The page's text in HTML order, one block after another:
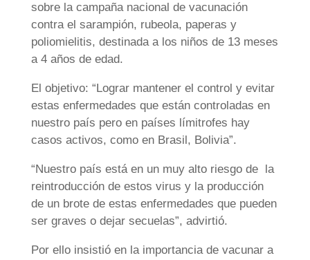
sobre la campaña nacional de vacunación
contra el sarampión, rubeola, paperas y
poliomielitis, destinada a los niños de 13 meses
a 4 años de edad.
El objetivo: “Lograr mantener el control y evitar
estas enfermedades que están controladas en
nuestro país pero en países límitrofes hay
casos activos, como en Brasil, Bolivia”.
“Nuestro país está en un muy alto riesgo de la
reintroducción de estos virus y la producción
de un brote de estas enfermedades que pueden
ser graves o dejar secuelas”, advirtió.
Por ello insistió en la importancia de vacunar a